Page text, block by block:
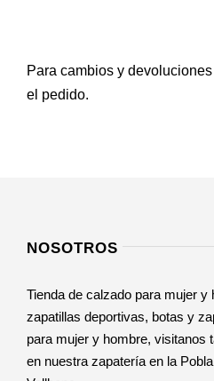
Para cambios y
el pedido.
NOSOTROS
Tienda de calzado para mujer y
zapatillas deportivas, botas y
para mujer y hombre, visitanos
en nuestra zapatería en la